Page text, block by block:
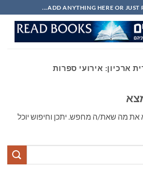
ADD ANYTHING HERE OR JUST
ארכיון: אירועי ספרות
את מה שאת/ה מחפש. יתכן וחיפוש יוכל